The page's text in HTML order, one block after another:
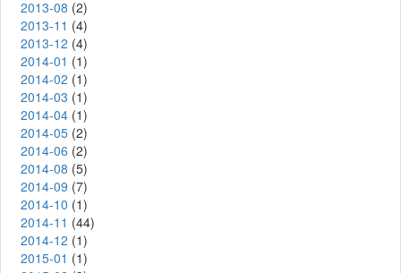
2013-08 (2)
2013-11 (4)
2013-12 (4)
2014-01 (1)
2014-02 (1)
2014-03 (1)
2014-04 (1)
2014-05 (2)
2014-06 (2)
2014-08 (5)
2014-09 (7)
2014-10 (1)
2014-11 (44)
2014-12 (1)
2015-01 (1)